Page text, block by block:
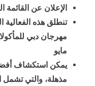
الإعلان عن القائمة
تنطلق هذه
مايو
يمكن استكشاف
مذهلة، والتي